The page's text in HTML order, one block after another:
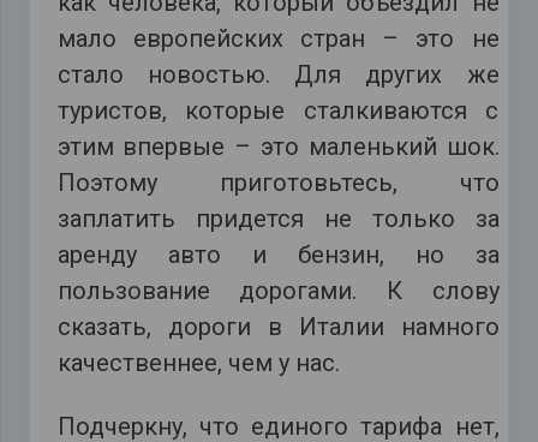
мало европейских стран – это не
стало новостью. Для других же
туристов, которые сталкиваются с
этим впервые – это маленький шок.
Поэтому приготовьтесь, что
заплатить придется не только за
аренду авто и бензин, но за
пользование дорогами. К слову
сказать, дороги в Италии намного
качественнее, чем у нас.
Подчеркну, что единого тарифа нет,